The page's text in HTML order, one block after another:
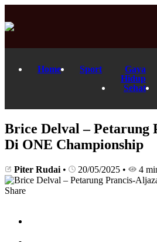
Home Sport
Gaya
Hidup
Sehat
Brice Delval – Petarung
Di ONE Championship
Piter Rudai • 20/05/2025 • 4
Share